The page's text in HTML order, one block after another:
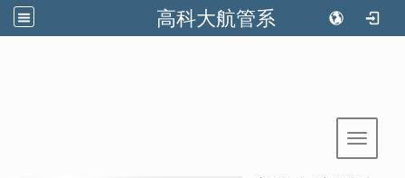
高科大航管系
Toggle